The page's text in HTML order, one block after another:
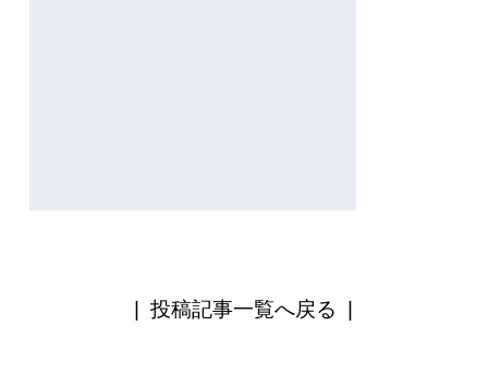
|投稿記事一覧へ戻る |